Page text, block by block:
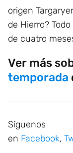
origen
de Hierro?
de cuatro
Ver más
temporada
Síguenos
en Facebook,